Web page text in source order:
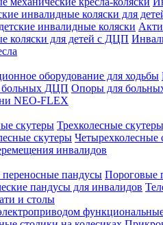
Опоры для
NEO-FLEX
Трехколесные скутеры
Четырехколесные
инвалидов
Пороговые
и столы